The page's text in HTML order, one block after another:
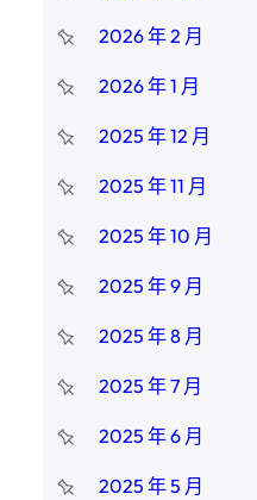
2026 年 2 月
2026 年 1 月
2025 年 12 月
2025 年 11 月
2025 年 10 月
2025 年 9 月
2025 年 8 月
2025 年 7 月
2025 年 6 月
2025 年 5 月